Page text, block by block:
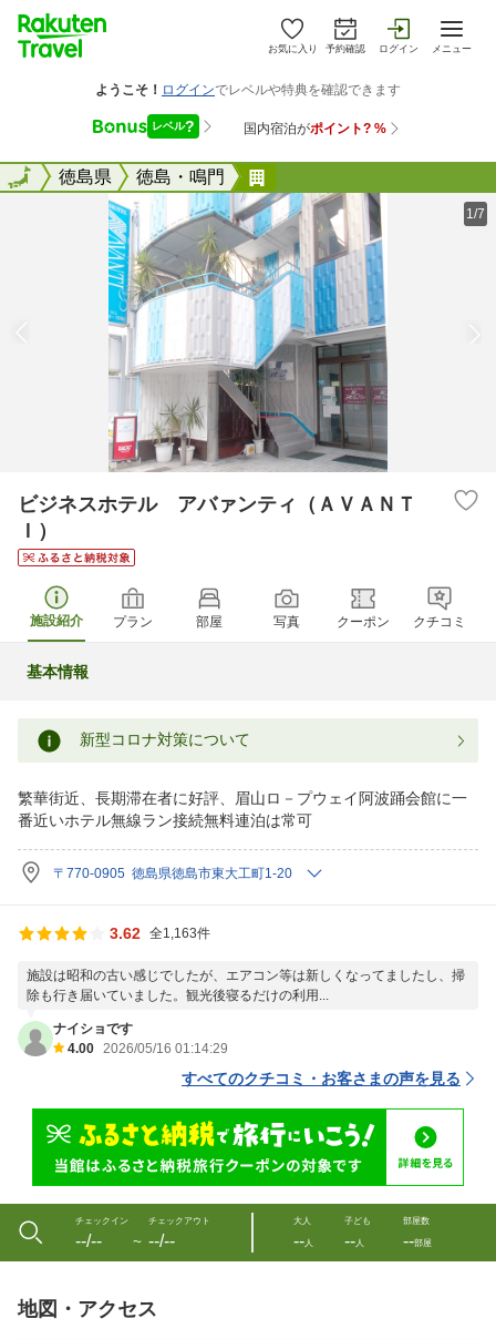
お気に入り 予約確認 ログイン メニュー
全国徳島県 徳島・鳴門
全国
1/7
ビジネスホテル アバァンティ（ＡＶＡＮＴ
Ｉ）
施設紹介 プラン 部屋 写真 クーポン クチコミ
基本情報
新型コロナ対策について
繁華街近、長期滞在者に好評、眉山ロ－プウェイ阿波踊会館に一
番近いホテル無線ラン接続無料連泊は常可
〒770-0905 徳島県徳島市東大工町1-20
3.62 全1,163件
施設は昭和の古い感じでしたが、エアコン等は新しくなってましたし、掃
除も行き届いていました。観光後寝るだけの利用...
ナイショです
4.00 2026/05/16 01:14:29
すべてのクチコミ・お客さまの声を見る
チェックイン
--/-- 〜
チェックアウト
--/--
大人
--人
子ども
--人
部屋数
--部屋
地図・アクセス